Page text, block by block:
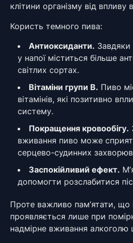
клітини організму від впливу
Користь темного пива:
Антиоксиданти.
у напої міститься більше
світлих сортах.
Вітаміни групи B. Пиво
вітамінів, які позитивно
систему.
Покращення кровообігу.
вживання пиво може
серцево-судинних
Заспокійливий ефект.
допомогти розслабитися
Проте важливо пам’ятати, що
проявляється лише при
надмірне вживання алкоголю